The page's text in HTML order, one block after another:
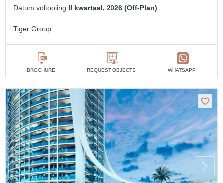
Datum voltooiing II kwartaal, 2026 (Off-Plan)
Tiger Group
BROCHURE REQUEST OBJECTS WHATSAPP